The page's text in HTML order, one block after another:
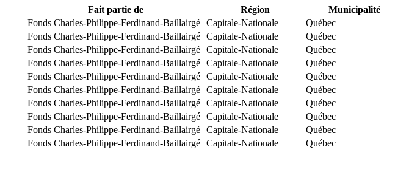
Fait partie de Région Municipalité
Fonds Charles-Philippe-Ferdinand-Baillairgé Capitale-Nationale
Québec
Fonds Charles-Philippe-Ferdinand-Baillairgé Capitale-Nationale
Québec
Fonds Charles-Philippe-Ferdinand-Baillairgé Capitale-Nationale
Québec
Fonds Charles-Philippe-Ferdinand-Baillairgé Capitale-Nationale
Québec
Fonds Charles-Philippe-Ferdinand-Baillairgé Capitale-Nationale
Québec
Fonds Charles-Philippe-Ferdinand-Baillairgé Capitale-Nationale
Québec
Fonds Charles-Philippe-Ferdinand-Baillairgé Capitale-Nationale
Québec
Fonds Charles-Philippe-Ferdinand-Baillairgé Capitale-Nationale
Québec
Fonds Charles-Philippe-Ferdinand-Baillairgé Capitale-Nationale
Québec
Fonds Charles-Philippe-Ferdinand-Baillairgé Capitale-Nationale Québec